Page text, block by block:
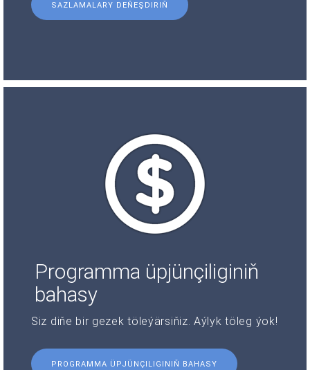
SAZLAMALARY DEŇEŞDIRIŇ
Programma üpjünçiliginiň
bahasy
Siz diňe bir gezek töleýärsiňiz. Aýlyk töleg ýok!
PROGRAMMA ÜPJÜNÇILIGINIŇ BAHASY